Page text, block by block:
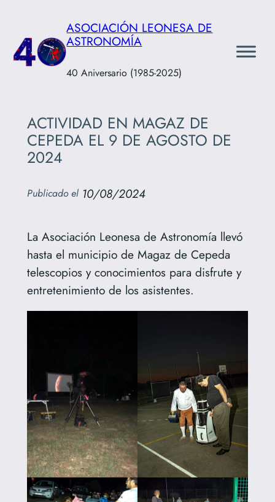
contenido
ASOCIACIÓN LEONESA DE
ASTRONOMÍA
40 Aniversario (1985-2025)
ACTIVIDAD EN MAGAZ DE
CEPEDA EL 9 DE AGOSTO DE
2024
Publicado el 10/08/2024
La Asociación Leonesa de Astronomía llevó
hasta el municipio de Magaz de Cepeda
telescopios y conocimientos para disfrute y
entretenimiento de los asistentes.